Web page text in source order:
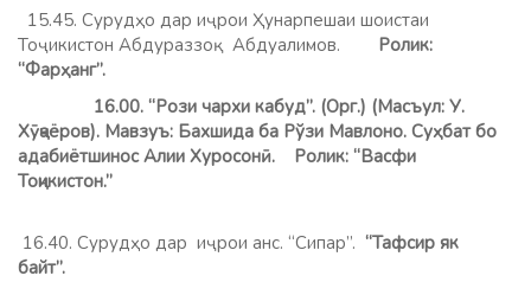
15.45. Сурудҳо дар иҷрои Ҳунарпешаи шоистаи
Тоҷикистон Абдураззоқ Абдуалимов. Ролик:
“Фарҳанг”.
16.00. “Рози чархи кабуд”. (Орг.) (Масъул: У.
Хӯҷаёров). Мавзуъ: Бахшида ба Рўзи Мавлоно. Суҳбат бо
адабиётшинос Алии Хуросонӣ. Ролик: “Васфи
Тоҷикистон.”
16.40. Сурудҳо дар иҷрои анс. “Сипар”. “Тафсир як
байт”.